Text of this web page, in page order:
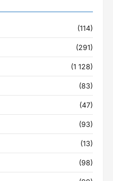
(114)
(291)
(1 128)
(83)
(47)
(93)
(13)
(98)